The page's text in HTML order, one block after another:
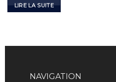
LIRE LA SUITE
NAVIGATION